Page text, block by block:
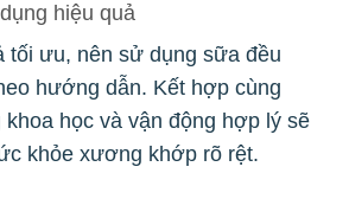
hiệu quả
tối ưu, nên sử dụng sữa đều
hướng dẫn. Kết hợp cùng
khoa học và vận động hợp lý sẽ
khỏe xương khớp rõ rệt.